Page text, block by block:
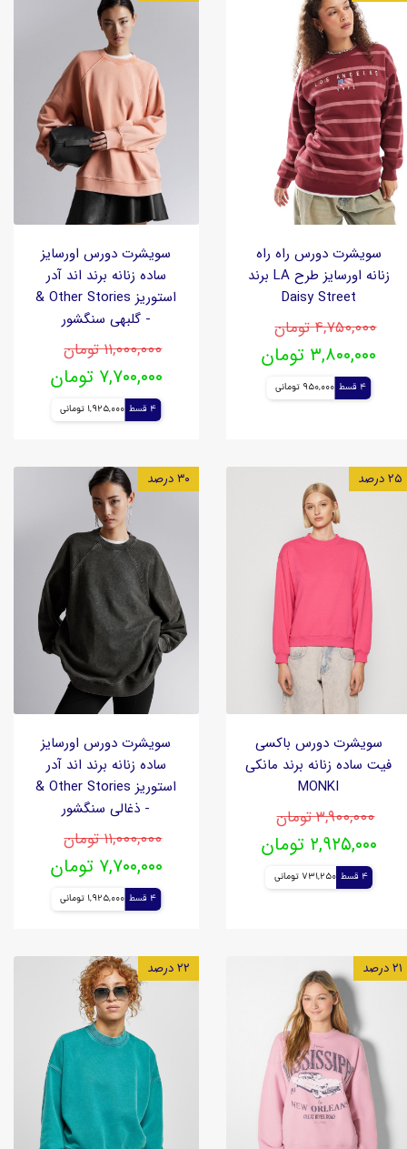
سویشرت دورس راه راه
زنانه اورسایز طرح LA برند
Daisy Street
۴,۷۵۰,۰۰۰ تومان
۳,۸۰۰,۰۰۰ تومان
4 قسط 950,000 تومانی
سویشرت دورس اورسایز
ساده زنانه برند اند آدر
استوریز Other Stories &
- گلبهی سنگشور
۱۱,۰۰۰,۰۰۰ تومان
۷,۷۰۰,۰۰۰ تومان
4 قسط 1,925,000 تومانی
سویشرت دورس باکسی
فیت ساده زنانه برند مانکی
MONKI
۳,۹۰۰,۰۰۰ تومان
۲,۹۲۵,۰۰۰ تومان
4 قسط 731,250 تومانی
۲۵ درصد
سویشرت دورس اورسایز
ساده زنانه برند اند آدر
استوریز Other Stories &
- ذغالی سنگشور
۱۱,۰۰۰,۰۰۰ تومان
۷,۷۰۰,۰۰۰ تومان
4 قسط 1,925,000 تومانی
۳۰ درصد
۲۱ درصد ۲۲ درصد